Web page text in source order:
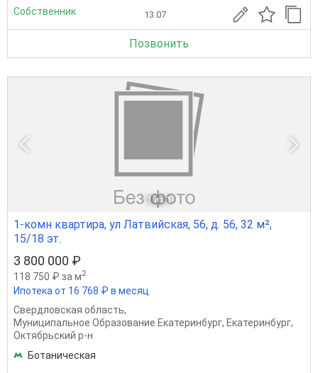
Собственник 13.07
Позвонить
1 из 1
1-комн квартира, ул Латвийская, 56, д. 56, 32 м²,
15/18 эт.
3 800 000 ₽
118 750 ₽ за м2
Ипотека от 16 768 ₽ в месяц
Свердловская область,
Муниципальное Образование Екатеринбург, Екатеринбург,
Октябрьский р-н
Ботаническая